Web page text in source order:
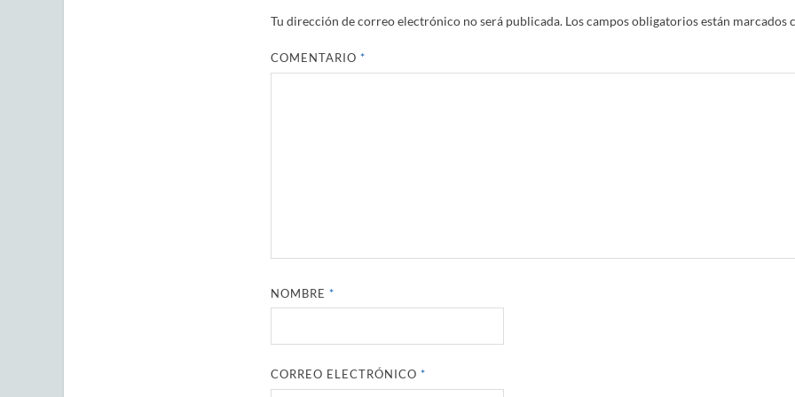
Tu dirección de correo electrónico no será publicada. Los campos obligatorios están marcados
COMENTARIO *
NOMBRE *
CORREO ELECTRÓNICO *